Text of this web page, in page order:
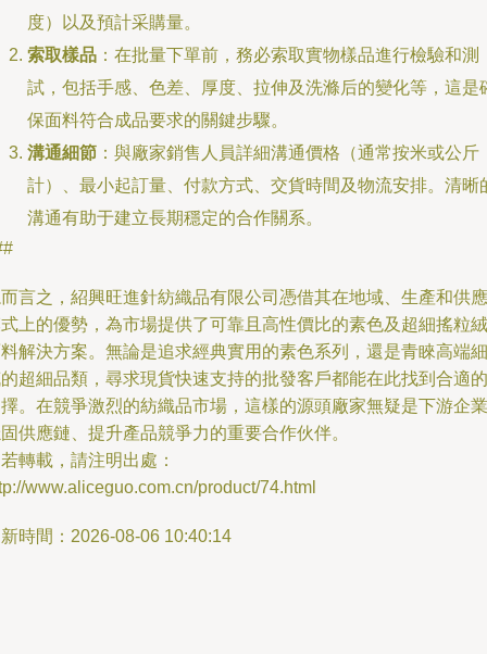
度）以及預計采購量。
索取樣品 ：在批量下單前，務必索取實物樣品進行檢驗和測
試，包括手感、色差、厚度、拉伸及洗滌后的變化等，這是
保面料符合成品要求的關鍵步驟。
溝通細節 ：與廠家銷售人員詳細溝通價格（通常按米或公斤
計）、最小起訂量、付款方式、交貨時間及物流安排。清晰
溝通有助于建立長期穩定的合作關系。
言之，紹興旺進針紡織品有限公司憑借其在地域、生產和供應
上的優勢，為市場提供了可靠且高性價比的素色及超細搖粒絨
解決方案。無論是追求經典實用的素色系列，還是青睞高端細
超細品類，尋求現貨快速支持的批發客戶都能在此找到合適的
。在競爭激烈的紡織品市場，這樣的源頭廠家無疑是下游企業
供應鏈、提升產品競爭力的重要合作伙伴。
轉載，請注明出處：
www.aliceguo.com.cn/product/74.html
時間：2026-08-06 10:40:14